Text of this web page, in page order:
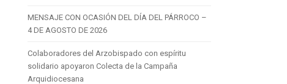
MENSAJE CON OCASIÓN DEL DÍA DEL PÁRROCO –
4 DE AGOSTO DE 2026
Colaboradores del Arzobispado con espíritu
solidario apoyaron Colecta de la Campaña
Arquidiocesana